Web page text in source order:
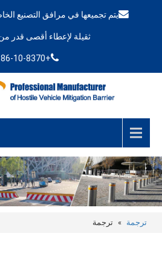
يتم تجميعها في مرافق التصنيع
ثقيلة لإعطاء أقصى قدر من
+86-10-8370 6297
ترجمة » ترجمة